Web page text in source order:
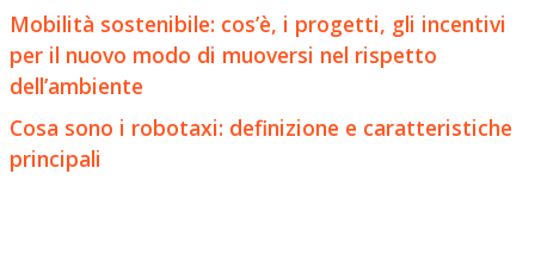
Mobilità sostenibile: cos’è, i progetti, gli incentivi
per il nuovo modo di muoversi nel rispetto
dell’ambiente
Cosa sono i robotaxi: definizione e caratteristiche
principali